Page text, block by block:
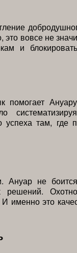
это вовсе не
и
помогает Ануару
там, где
Ануар не боится
решений. Охотно
именно это